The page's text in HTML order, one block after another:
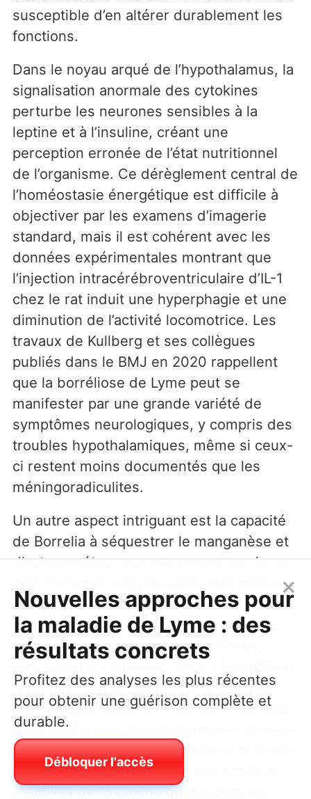
susceptible d’en altérer durablement les
fonctions.
Dans le noyau arqué de l’hypothalamus, la
signalisation anormale des cytokines
perturbe les neurones sensibles à la
leptine et à l’insuline, créant une
perception erronée de l’état nutritionnel
de l’organisme. Ce dérèglement central de
l’homéostasie énergétique est difficile à
objectiver par les examens d’imagerie
standard, mais il est cohérent avec les
données expérimentales montrant que
l’injection intracérébroventriculaire d’IL-1
chez le rat induit une hyperphagie et une
diminution de l’activité locomotrice. Les
travaux de Kullberg et ses collègues
publiés dans le BMJ en 2020 rappellent
que la borréliose de Lyme peut se
manifester par une grande variété de
symptômes neurologiques, y compris des
troubles hypothalamiques, même si ceux-
ci restent moins documentés que les
méningoradiculites.
Un autre aspect intriguant est la capacité
de Borrelia à séquestrer le manganèse et
d’autres métaux pour sa propre survie, au
de l’hôte. Cette compétition métallique
ralentit la chaîne respiratoire et favorise
un métabolisme anaérobie inefficace,
la fatigue. En conséquence, la dépense
énergétique totale diminue, et le moindre
apport calorique se transforme en graisse.
En outre, la mitochondriopathie induite par
l’infection chronique libère des espèces
réactives de l’oxygène qui oxydent les
×
Nouvelles approches pour
la maladie de Lyme : des
résultats concrets
Profitez des analyses les plus récentes
pour obtenir une guérison complète et
durable.
Débloquer l'accès